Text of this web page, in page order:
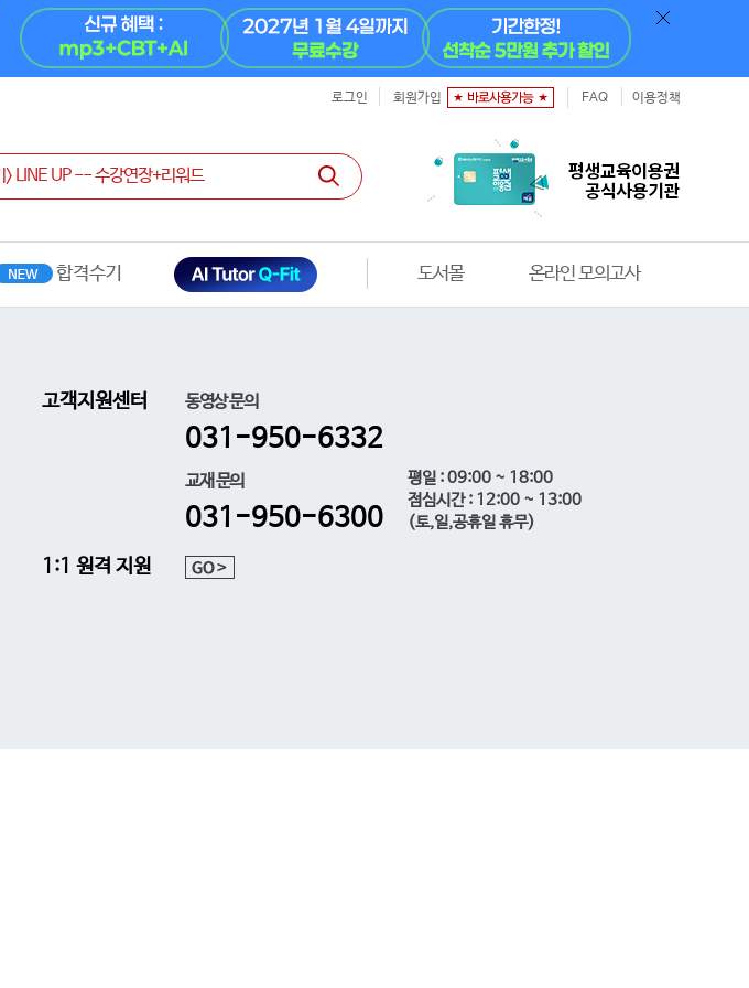
로그인 회원가입 FAQ 이용정책
도서몰 온라인 모의고사
고객지원센터 동영상 문의
031-950-6332
교재 문의
031-950-6300
평일 : 09:00 ~ 18:00
점심시간 : 12:00 ~ 13:00
(토,일,공휴일 휴무)
1:1 원격 지원